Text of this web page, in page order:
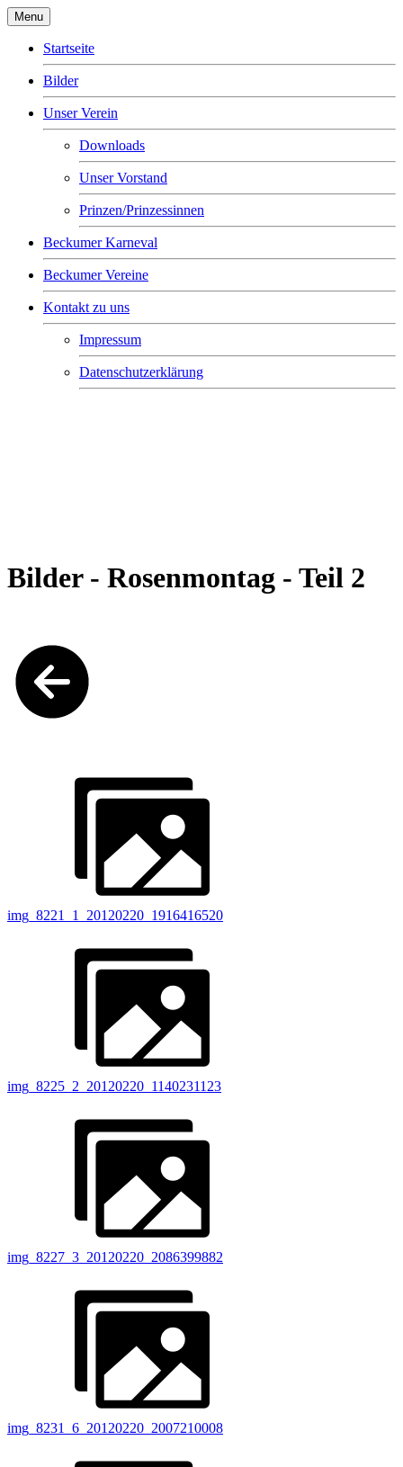
Menu
Startseite
Bilder
Unser Verein
Downloads
Unser Vorstand
Prinzen/Prinzessinnen
Beckumer Karneval
Beckumer Vereine
Kontakt zu uns
Impressum
Datenschutzerklärung
Bilder - Rosenmontag - Teil 2
img_8221_1_20120220_1916416520
img_8225_2_20120220_1140231123
img_8227_3_20120220_2086399882
img_8231_6_20120220_2007210008